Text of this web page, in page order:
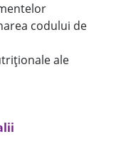
codului de
ale